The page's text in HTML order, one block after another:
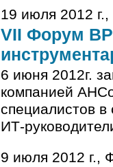
19 июля 2012
VII Форум
6 июня 2012г.
компанией
специалистов
ИТ-
9 июля 2012 г.,